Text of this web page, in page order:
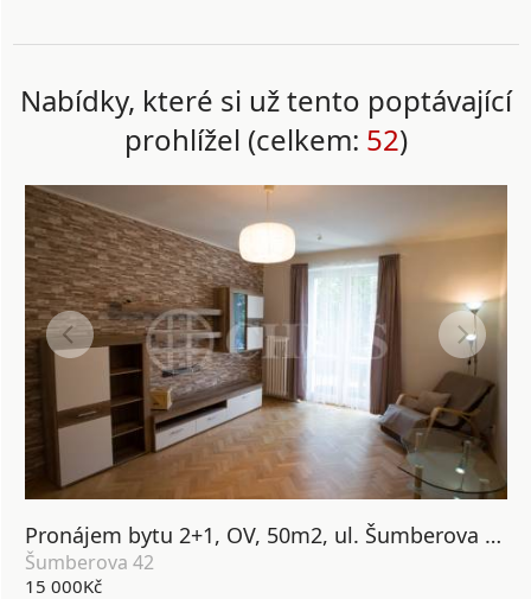
Nabídky, které si už tento poptávající
prohlížel (celkem: 52)
Pronájem bytu 2+1, OV, 50m2, ul. Šumberova 42, P6 - Petřiny
Šumberova 42
15 000Kč